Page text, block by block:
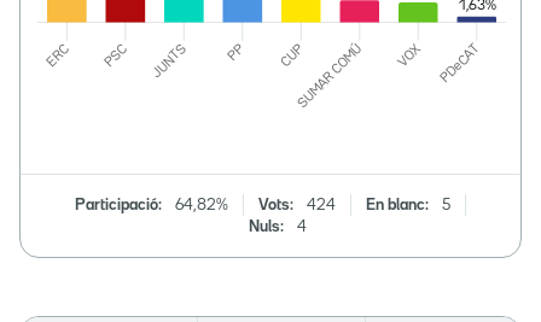
Participació: 64,82% Vots: 424 En blanc:
5
Nuls:
4